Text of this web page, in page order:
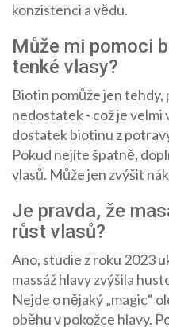
konzistenci a vědu.
Může mi pomoci
tenké vlasy?
Biotin pomůže jen
nedostatek - což je velmi
dostatek biotinu z
Pokud nejíte špatně,
vlasů. Může jen zvýšit
Je pravda, že
růst vlasů?
Ano, studie z roku 2023
massáž hlavy zvýšila
Nejde o nějaký „magic“
oběhu v pokožce hlavy.